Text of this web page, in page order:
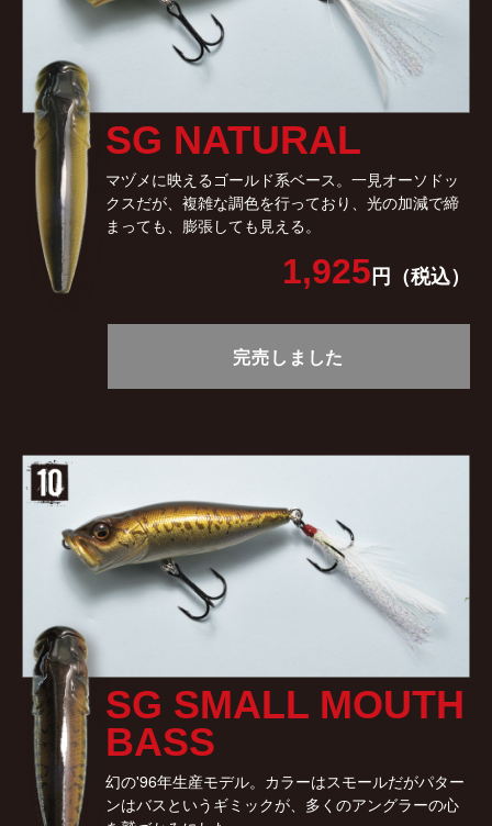
SG NATURAL
マヅメに映えるゴールド系ベース。一見オーソドッ
クスだが、複雑な調色を行っており、光の加減で締
まっても、膨張しても見える。
1,925円（税込）
完売しました
SG SMALL MOUTH
BASS
幻の'96年生産モデル。カラーはスモールだがパター
ンはバスというギミックが、多くのアングラーの心